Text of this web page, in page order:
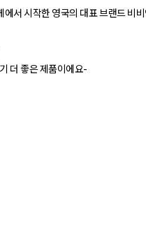
서 시작한 영국의 대표 브랜드 비
더 좋은 제품이에요-